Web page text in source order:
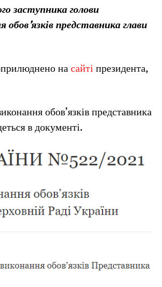
заступника голови
представника глави
на сайті президента,
обов’язків представника
в документі.